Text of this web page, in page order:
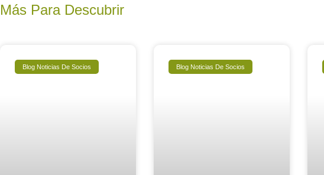
Más Para Descubrir
Blog Noticias De Socios Blog Noticias De Socios